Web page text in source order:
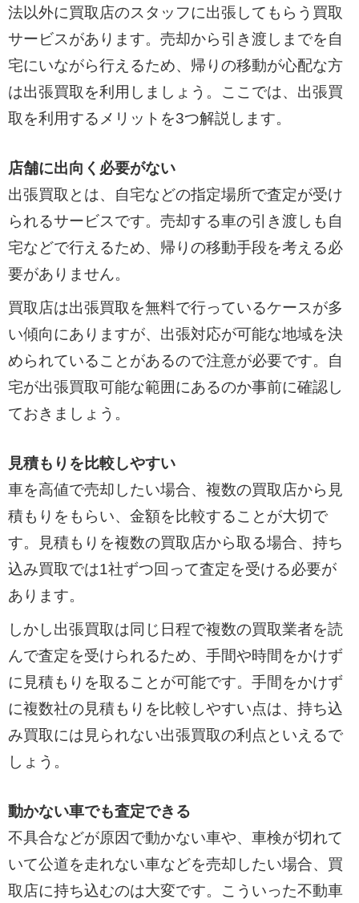
法以外に買取店のスタッフに出張してもらう買取
サービスがあります。売却から引き渡しまでを自
宅にいながら行えるため、帰りの移動が心配な方
は出張買取を利用しましょう。ここでは、出張買
取を利用するメリットを3つ解説します。
店舗に出向く必要がない
出張買取とは、自宅などの指定場所で査定が受け
られるサービスです。売却する車の引き渡しも自
宅などで行えるため、帰りの移動手段を考える必
要がありません。
買取店は出張買取を無料で行っているケースが多
い傾向にありますが、出張対応が可能な地域を決
められていることがあるので注意が必要です。自
宅が出張買取可能な範囲にあるのか事前に確認し
ておきましょう。
見積もりを比較しやすい
車を高値で売却したい場合、複数の買取店から見
積もりをもらい、金額を比較することが大切で
す。見積もりを複数の買取店から取る場合、持ち
込み買取では1社ずつ回って査定を受ける必要が
あります。
しかし出張買取は同じ日程で複数の買取業者を読
んで査定を受けられるため、手間や時間をかけず
に見積もりを取ることが可能です。手間をかけず
に複数社の見積もりを比較しやすい点は、持ち込
み買取には見られない出張買取の利点といえるで
しょう。
動かない車でも査定できる
不具合などが原因で動かない車や、車検が切れて
いて公道を走れない車などを売却したい場合、買
取店に持ち込むのは大変です。こういった不動車